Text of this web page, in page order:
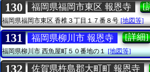
130 福岡県福岡市東区 報恩寺 [
福岡県福岡市東区 香椎３丁目１７番８号 [地図等]
131 福岡県柳川市 報恩寺 [詳細]
福岡県柳川市西魚屋町５０番地の１ [地図等]
132 佐賀県杵島郡大町町 報恩寺